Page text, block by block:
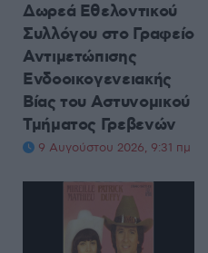
Δωρεά Εθελοντικού
Συλλόγου στο Γραφείο
Αντιμετώπισης
Ενδοοικογενειακής
Βίας του Αστυνομικού
Τμήματος Γρεβενών
9 Αυγούστου 2026, 9:31 πμ